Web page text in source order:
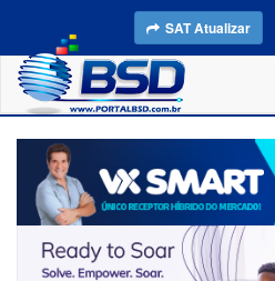
SAT Atualizar